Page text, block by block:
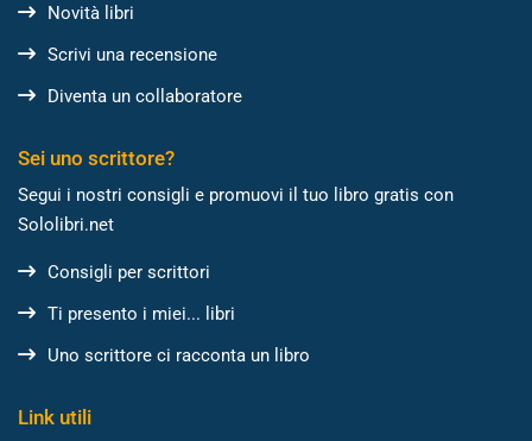
Novità libri
Scrivi una recensione
Diventa un collaboratore
Sei uno scrittore?
Segui i nostri consigli e promuovi il tuo libro gratis con
Sololibri.net
Consigli per scrittori
Ti presento i miei... libri
Uno scrittore ci racconta un libro
Link utili